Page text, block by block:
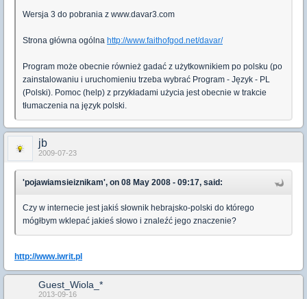
Wersja 3 do pobrania z www.davar3.com
Strona główna ogólna http://www.faithofgod.net/davar/
Program może obecnie również gadać z użytkownikiem po polsku (po
zainstalowaniu i uruchomieniu trzeba wybrać Program - Język - PL
(Polski). Pomoc (help) z przykładami użycia jest obecnie w trakcie
tłumaczenia na język polski.
jb
2009-07-23
'pojawiamsieiznikam', on 08 May 2008 - 09:17, said:
Czy w internecie jest jakiś słownik hebrajsko-polski do którego
mógłbym wklepać jakieś słowo i znaleźć jego znaczenie?
http://www.iwrit.pl
Guest_Wiola_*
2013-09-16